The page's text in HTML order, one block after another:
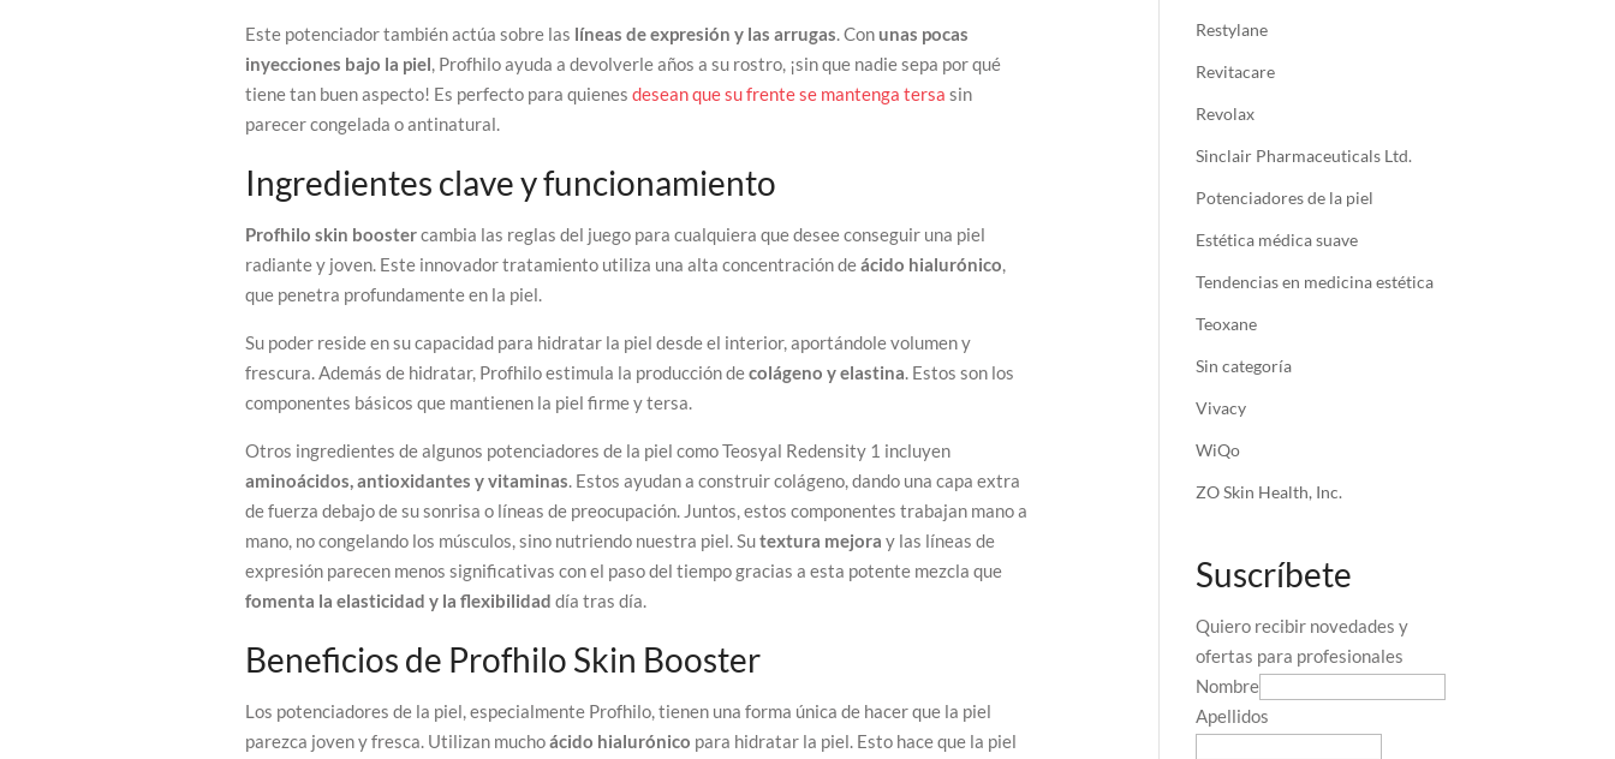
Este potenciador también actúa sobre las líneas de expresión y las arrugas. Conunas pocas
inyecciones bajo la piel, Profhilo ayuda a devolverle años a su rostro, ¡sin que nadie sepa por qué
tiene tan buen aspecto! Es perfecto para quienesdesean que su frente se mantenga tersa sin
parecer congelada o antinatural.
Ingredientes clave y funcionamiento
Profhilo skin boostercambia las reglas del juego para cualquiera que desee conseguir una piel
radiante y joven. Este innovador tratamiento utiliza una alta concentración deácido hialurónico,
que penetra profundamente en la piel.
Su poder reside en su capacidad para hidratar la piel desde el interior, aportándole volumen y
frescura. Además de hidratar, Profhilo estimula la producción decolágeno y elastina. Estos son los
componentes básicos que mantienen la piel firme y tersa.
Otros ingredientes de algunos potenciadores de la piel como Teosyal Redensity 1 incluyen
aminoácidos, antioxidantes y vitaminas. Estos ayudan a construir colágeno, dando una capa extra
de fuerza debajo de su sonrisa o líneas de preocupación. Juntos, estos componentes trabajan mano a
mano, no congelando los músculos, sino nutriendo nuestra piel. Sutextura mejora y las líneas de
expresión parecen menos significativas con el paso del tiempo gracias a esta potente mezcla que
fomenta la elasticidad y la flexibilidad día tras día.
Beneficios de Profhilo Skin Booster
Los potenciadores de la piel, especialmente Profhilo, tienen una forma única de hacer que la piel
parezca joven y fresca. Utilizan muchoácido hialurónico para hidratar la piel. Esto hace que la piel
Restylane
Revitacare
Revolax
Sinclair Pharmaceuticals Ltd.
Potenciadores de la piel
Estética médica suave
Tendencias en medicina estética
Teoxane
Sin categoría
Vivacy
WiQo
ZO Skin Health, Inc.
Suscríbete
Quiero recibir novedades y
ofertas para profesionales
Nombre
Apellidos